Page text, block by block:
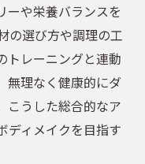
ーや栄養バランスを
の選び方や調理の工
トレーニングと連動
無理なく健康的にダ
こうした総合的なア
ディメイクを目指す